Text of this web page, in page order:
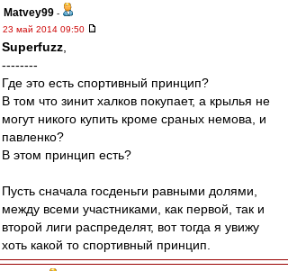
Matvey99 -
23 май 2014 09:50
Superfuzz
--------
Где это есть спортивный принцип?
В том что зинит халков покупает, а крылья не
могут никого купить кроме сраных немова, и
павленко?
В этом принцип есть?
Пусть сначала госденьги равными долями,
между всеми участниками, как первой, так и
второй лиги распределят, вот тогда я увижу
хоть какой то спортивный принцип.